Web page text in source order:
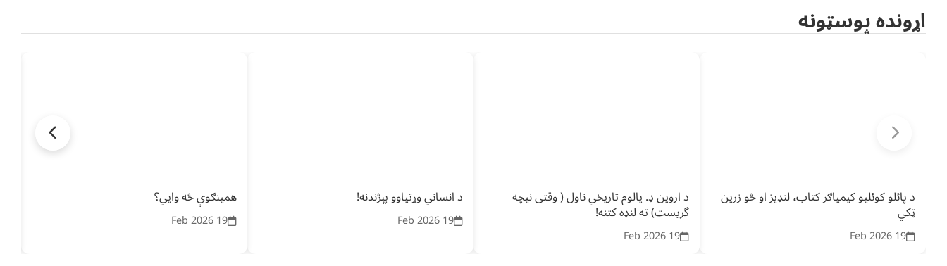
اړونده پوسټونه
د پائلو کوئلیو کیمیاګر کتاب، لنډیز او څو زرین
ټکي
19 Feb 2026
د اروین ډ. یالوم تاریخي ناول ( وقتی نیچه
گریست) ته لنډه کتنه!
19 Feb 2026
د انساني وړتیاوو پېژندنه!
19 Feb 2026
همينګوې څه وایي؟
19 Feb 2026